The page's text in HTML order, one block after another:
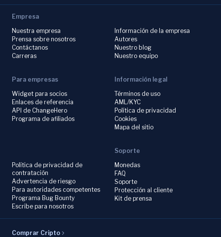
Empresa
Nuestra empresa
Prensa sobre nosotros
Contáctanos
Carreras
Información de la empresa
Autores
Nuestro blog
Nuestro equipo
Para empresas
Widget para socios
Enlaces de referencia
API de ChangeHero
Programa de afiliados
Información legal
Términos de uso
AML/KYC
Política de privacidad
Cookies
Mapa del sitio
Política de privacidad de
contratación
Advertencia de riesgo
Para autoridades competentes
Programa Bug Bounty
Escribe para nosotros
Soporte
Monedas
FAQ
Soporte
Protección al cliente
Kit de prensa
Comprar Cripto